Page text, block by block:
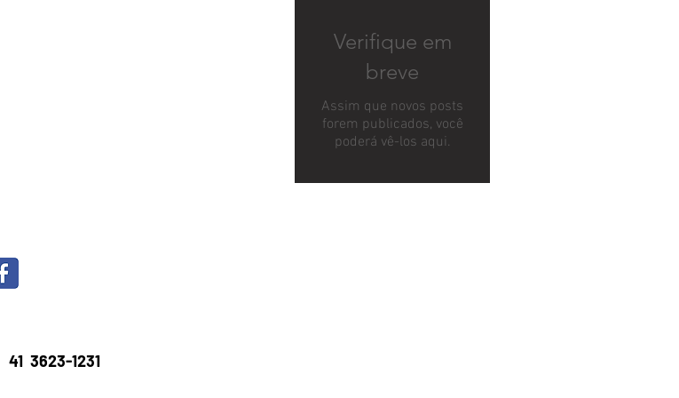
Verifique em
breve
Assim que novos posts
forem publicados, você
poderá vê-los aqui.
41 3623-1231